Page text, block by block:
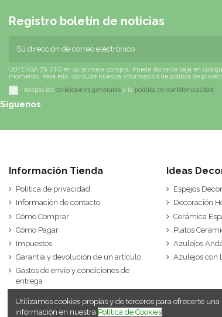
Registro boletín de noticias
OBTENGA 7% DTO en su primera compra. Puede darse de baja en
momento. Para ello, consulte nuestra información de política de
Acepto las condiciones generalesy la política de confidencialidad
Síguenos
Información Tienda
Política de privacidad
Información de contacto
Cómo Comprar
Cómo Pagar
Impuestos
Garantía y devolución de un artículo
Gastos de envío y condiciones de
entrega
Ideas
Espejos
Decoración
Cerámica
Platos
Azulejos
Azulejos con
Utilizamos cookies propias y de terceros para ofrecerte
información en nuestra Política de Cookies